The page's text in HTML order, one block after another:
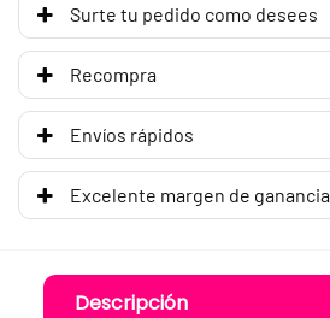
Surte tu pedido como desees
Recompra
Envíos rápidos
Excelente margen de ganancia
Descripción